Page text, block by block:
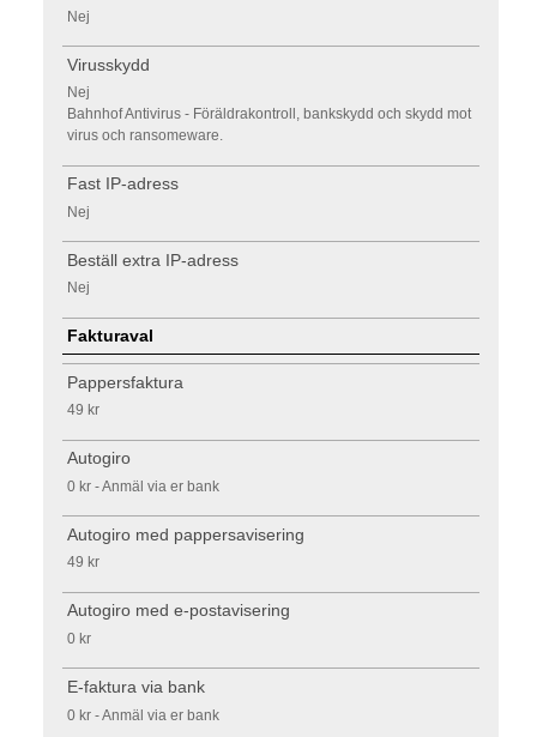
Nej
Virusskydd
Nej
Bahnhof Antivirus - Föräldrakontroll, bankskydd och skydd mot
virus och ransomeware.
Fast IP-adress
Nej
Beställ extra IP-adress
Nej
Fakturaval
Pappersfaktura
49 kr
Autogiro
0 kr - Anmäl via er bank
Autogiro med pappersavisering
49 kr
Autogiro med e-postavisering
0 kr
E-faktura via bank
0 kr - Anmäl via er bank